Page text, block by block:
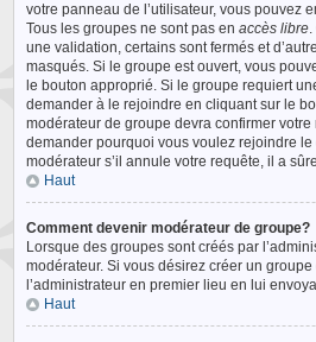
votre panneau de l’utilisateur, vous pouvez
Tous les groupes ne sont pas enaccès libre
une validation, certains sont fermés et
masqués. Si le groupe est ouvert, vous
le bouton approprié. Si le groupe requiert
demander à le rejoindre en cliquant sur le
modérateur de groupe devra confirmer
demander pourquoi vous voulez rejoindre le
modérateur s’il annule votre requête, il a
Haut
Comment devenir modérateur de groupe?
Lorsque des groupes sont créés par
modérateur. Si vous désirez créer un groupe
l’administrateur en premier lieu en lui
Haut